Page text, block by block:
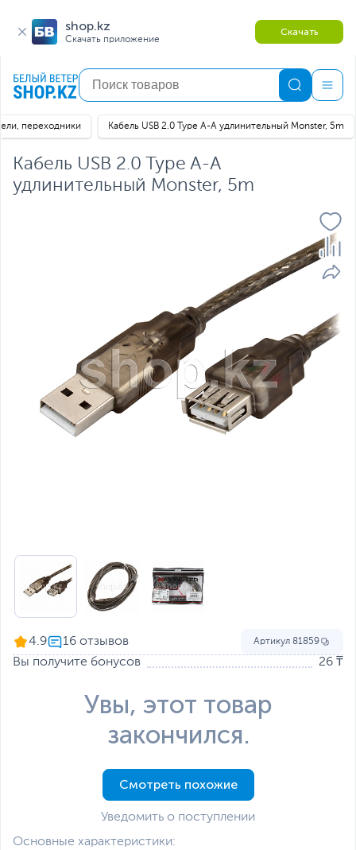
shop.kz
Скачать приложение
Скачать
переходники Кабель USB 2.0 Type A-A удлинительный Monster, 5m
Кабель USB 2.0 Type A-A
удлинительный Monster, 5m
Основные характеристики:
4.9 Артикул 81859
Вы получите бонусов 26 ₸
Увы, этот товар
закончился.
Смотреть похожие
Уведомить о поступлении